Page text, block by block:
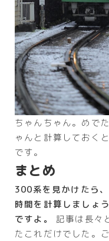
ちゃんちゃん。めで
ゃんと計算しておく
です。
まとめ
300系を見かけたら
時間を計算しましょ
ですよ。
記事は長々
たこれだけでした。